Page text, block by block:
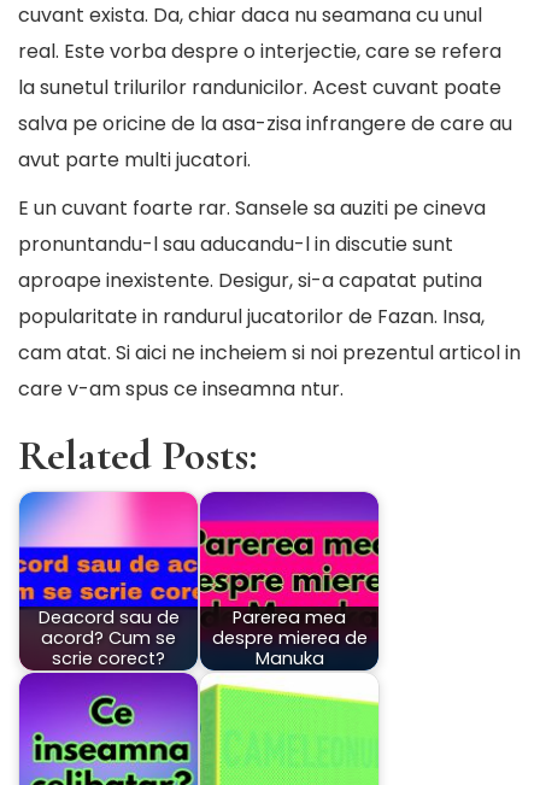
cuvant exista. Da, chiar daca nu seamana cu unul
real. Este vorba despre o interjectie, care se refera
la sunetul trilurilor randunicilor. Acest cuvant poate
salva pe oricine de la asa-zisa infrangere de care au
avut parte multi jucatori.
E un cuvant foarte rar. Sansele sa auziti pe cineva
pronuntandu-l sau aducandu-l in discutie sunt
aproape inexistente. Desigur, si-a capatat putina
popularitate in randurul jucatorilor de Fazan. Insa,
cam atat. Si aici ne incheiem si noi prezentul articol in
care v-am spus ce inseamna ntur.
Related Posts:
Deacord sau de
acord? Cum se
scrie corect?
Parerea mea
despre mierea de
Manuka